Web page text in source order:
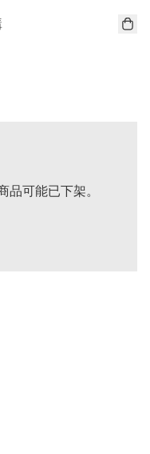
品可能已下架。